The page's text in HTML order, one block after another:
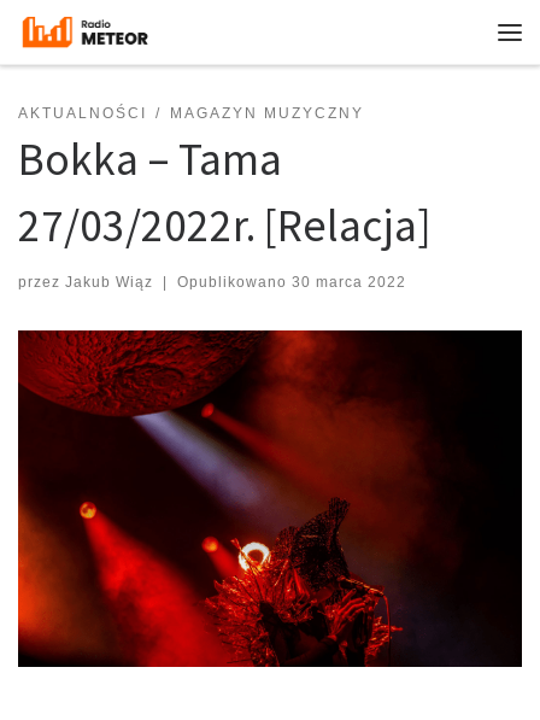
Przejdź do treści
AKTUALNOŚCI MAGAZYN MUZYCZNY
Bokka – Tama
27/03/2022r. [Relacja]
przez Jakub Wiąz Opublikowano 30 marca 2022